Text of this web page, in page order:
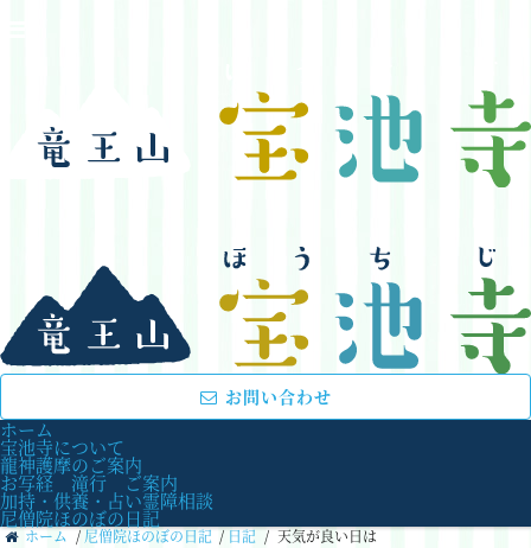
お問い合わせ
ホーム
宝池寺について
龍神護摩のご案内
お写経 滝行 ご案内
加持・供養・占い霊障相談
尼僧院ほのぼの日記
ホーム / 尼僧院ほのぼの日記 / 日記 / 天気が良い日は